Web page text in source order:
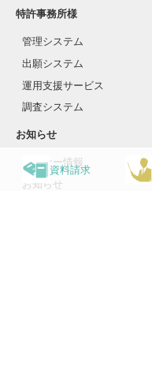
資料請求
特許事務所様
管理システム
出願システム
運用支援サービス
調査システム
お知らせ
セミナー情報
お知らせ